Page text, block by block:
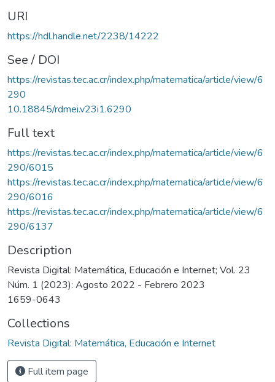
URI
https://hdl.handle.net/2238/14222
See / DOI
https://revistas.tec.ac.cr/index.php/matematica/article/view/6
290
10.18845/rdmei.v23i1.6290
Full text
https://revistas.tec.ac.cr/index.php/matematica/article/view/6
290/6015
https://revistas.tec.ac.cr/index.php/matematica/article/view/6
290/6016
https://revistas.tec.ac.cr/index.php/matematica/article/view/6
290/6137
Description
Revista Digital: Matemática, Educación e Internet; Vol. 23
Núm. 1 (2023): Agosto 2022 - Febrero 2023
1659-0643
Collections
Revista Digital: Matemática, Educación e Internet
Full item page